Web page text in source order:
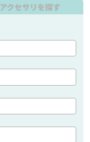
アクセサリを探す